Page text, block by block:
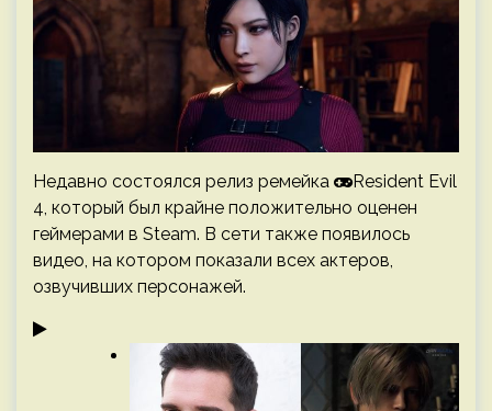
Недавно состоялся релиз ремейка
Resident Evil
4, который был крайне положительно оценен
геймерами в Steam. В сети также появилось
видео, на котором показали всех актеров,
озвучивших персонажей.